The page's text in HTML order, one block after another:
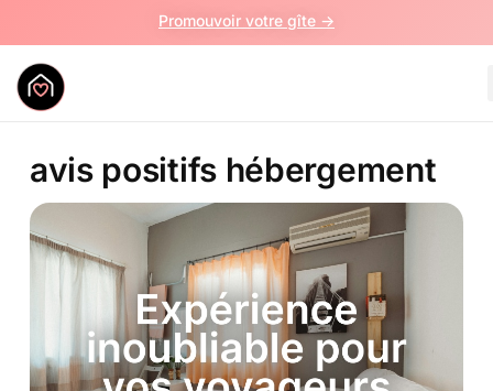
Promouvoir votre gîte ->
avis positifs hébergement